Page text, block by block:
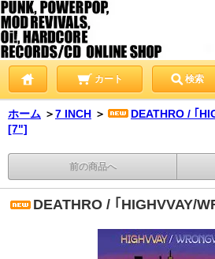
カート 検索
ホーム ＞7 INCH ＞
DEATHRO / ｢
[7"]
前の商品へ
DEATHRO / ｢HIGHVVAY/